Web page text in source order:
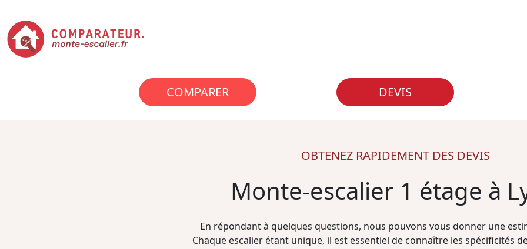
COMPARER DEVIS
OBTENEZ RAPIDEMENT DES DEVIS
Monte-escalier 1 étage à
En répondant à quelques questions, nous pouvons vous donner une
Chaque escalier étant unique, il est essentiel de connaître les spécificités